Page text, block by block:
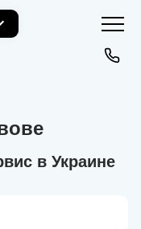
в Украине